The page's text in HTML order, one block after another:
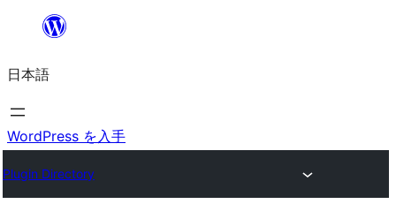
を
ス
キ
プ
日本語
WordPress を入手
Plugin Directory